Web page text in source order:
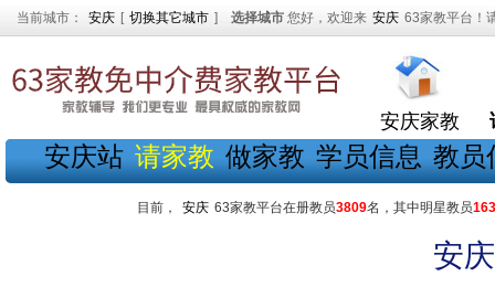
当前城市： 安庆 [ 切换其它城市 ] 选择城市 您好，欢迎来 安庆 63家教平台！
安庆家教
安庆站 请家教 做家教 学员信息 教员
目前， 安庆 63家教平台在册教员3809名，其中明星教员163
安